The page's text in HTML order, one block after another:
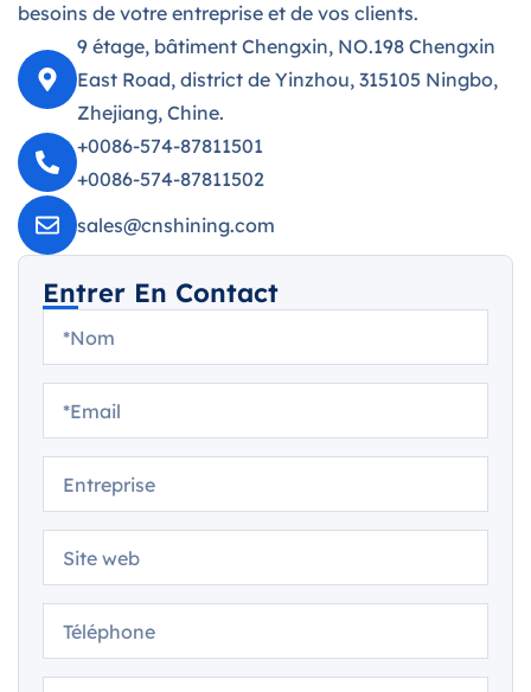
besoins de votre entreprise et de vos clients.
9 étage, bâtiment Chengxin, NO.198 Chengxin
East Road, district de Yinzhou, 315105 Ningbo,
Zhejiang, Chine.
+0086-574-87811501
+0086-574-87811502
sales@cnshining.com
Entrer En Contact